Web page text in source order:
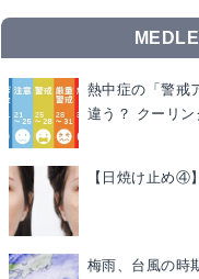
熱中症の「警戒
違う？ クーリン
【日焼け止め④
梅雨、台風の時